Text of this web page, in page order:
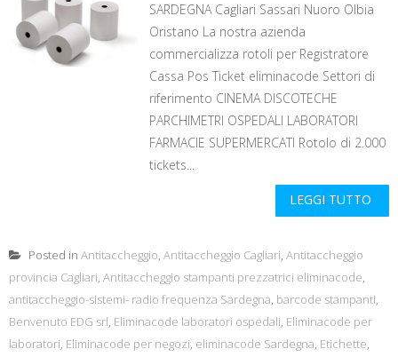
SARDEGNA Cagliari Sassari Nuoro Olbia
Oristano La nostra azienda
commercializza rotoli per Registratore
Cassa Pos Ticket eliminacode Settori di
riferimento CINEMA DISCOTECHE
PARCHIMETRI OSPEDALI LABORATORI
FARMACIE SUPERMERCATI Rotolo di 2.000
tickets...
LEGGI TUTTO
Posted in Antitaccheggio, Antitaccheggio Cagliari, Antitaccheggio
provincia Cagliari, Antitaccheggio stampanti prezzatrici eliminacode,
antitaccheggio-sistemi- radio frequenza Sardegna, barcode stampanti,
Benvenuto EDG srl, Eliminacode laboratori ospedali, Eliminacode per
laboratori, Eliminacode per negozi, eliminacode Sardegna, Etichette,